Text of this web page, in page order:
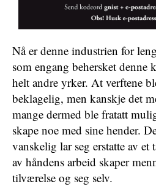
Nå er denne industrien for
som engang behersket denne
helt andre yrker. At verftene
beklagelig, men kanskje det
mange dermed ble fratatt
skape noe med sine hender.
vanskelig lar seg erstatte av et
av håndens arbeid skaper
tilværelse og seg selv.